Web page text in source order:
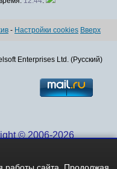
- Настройки cookies Вверх
Enterprises Ltd. (Русский)
© 2006-2026
работы сайта. Продолжая